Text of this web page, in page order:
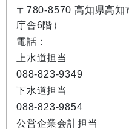
〒780-8570 高知県高知
庁舎6階）
電話：
上水道担当
088-823-9349
下水道担当
088-823-9854
公営企業会計担当